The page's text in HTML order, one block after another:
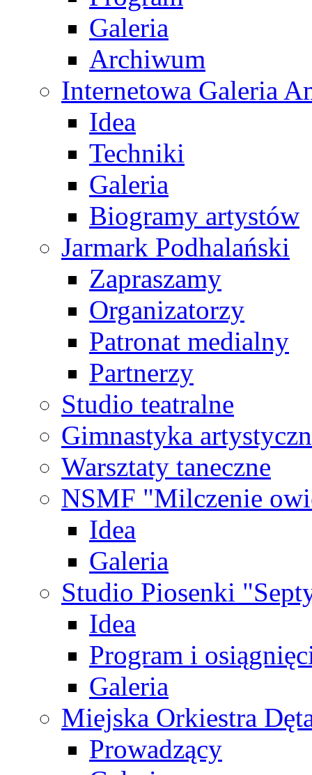
Galeria
Archiwum
Internetowa Galeria
Idea
Techniki
Galeria
Biogramy artystów
Jarmark Podhalański
Zapraszamy
Organizatorzy
Patronat medialny
Partnerzy
Studio teatralne
Gimnastyka
Warsztaty taneczne
NSMF "Milczenie
Idea
Galeria
Studio Piosenki
Idea
Program i
Galeria
Miejska Orkiestra
Prowadzący